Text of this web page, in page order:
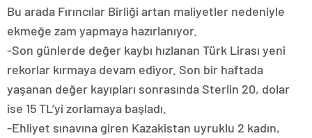
Bu arada Fırıncılar Birliği artan maliyetler nedeniyle
ekmeğe zam yapmaya hazırlanıyor.
-Son günlerde değer kaybı hızlanan Türk Lirası yeni
rekorlar kırmaya devam ediyor. Son bir haftada
yaşanan değer kayıpları sonrasında Sterlin 20, dolar
ise 15 TL’yi zorlamaya başladı.
-Ehliyet sınavına giren Kazakistan uyruklu 2 kadın,